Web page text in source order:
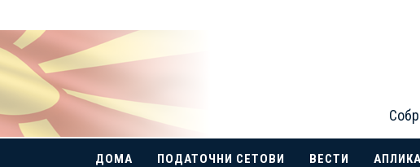
ДОМА ПОДАТОЧНИ СЕТОВИ ВЕСТИ